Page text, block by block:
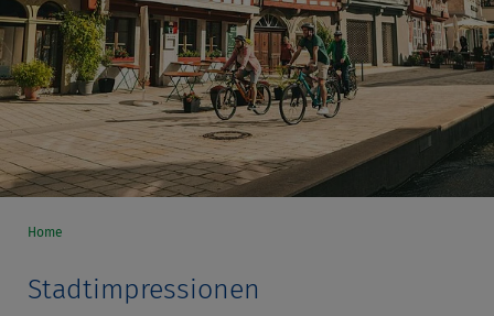
Home
Stadtimpressionen